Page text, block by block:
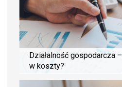
Działalność gospodarcza
w koszty?